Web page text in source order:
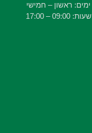
ימים: ראשון – חמישי
שעות: 09:00 – 17:00